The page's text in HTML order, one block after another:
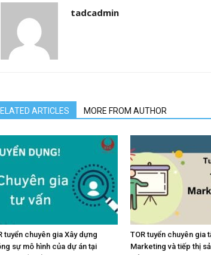
tadcadmin
ARTICLES MORE FROM AUTHOR
tuyển chuyên gia Xây dựng
sự mô hình của dự án tại
TOR tuyển chuyên gia
Marketing và tiếp thị